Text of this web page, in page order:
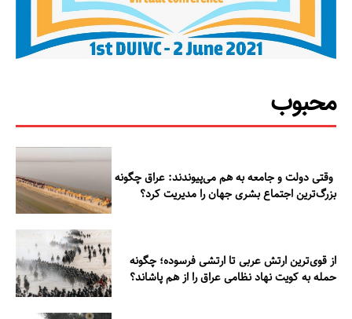
محبوب
وقتی دولت و جامعه به هم می‌پیوندند: عراق چگونه
بزرگ‌ترین اجتماع بشری جهان را مدیریت کرد؟
از قوی‌ترین ارتش عربی تا ارتشی فرسوده؛ چگونه
حمله به کویت نهاد نظامی عراق را از هم پاشاند؟